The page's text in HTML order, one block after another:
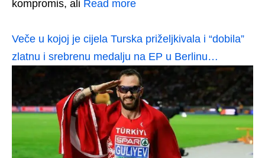
kompromis, ali Read more
Veče u kojoj je cijela Turska priželjkivala i “dobila”
zlatnu i srebrenu medalju na EP u Berlinu…